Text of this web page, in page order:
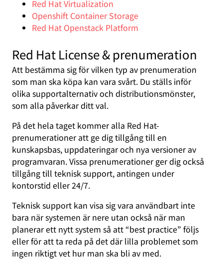
Red Hat Virtualization
Openshift Container Storage
Red Hat Openstack Platform
Red Hat License & prenumeration
Att bestämma sig för vilken typ av prenumeration
som man ska köpa kan vara svårt. Du ställs inför
olika supportalternativ och distributionsmönster,
som alla påverkar ditt val.
På det hela taget kommer alla Red Hat-
prenumerationer att ge dig tillgång till en
kunskapsbas, uppdateringar och nya versioner av
programvaran. Vissa prenumerationer ger dig också
tillgång till teknisk support, antingen under
kontorstid eller 24/7.
Teknisk support kan visa sig vara användbart inte
bara när systemen är nere utan också när man
planerar ett nytt system så att “best practice” följs
eller för att ta reda på det där lilla problemet som
ingen riktigt vet hur man ska bli av med.